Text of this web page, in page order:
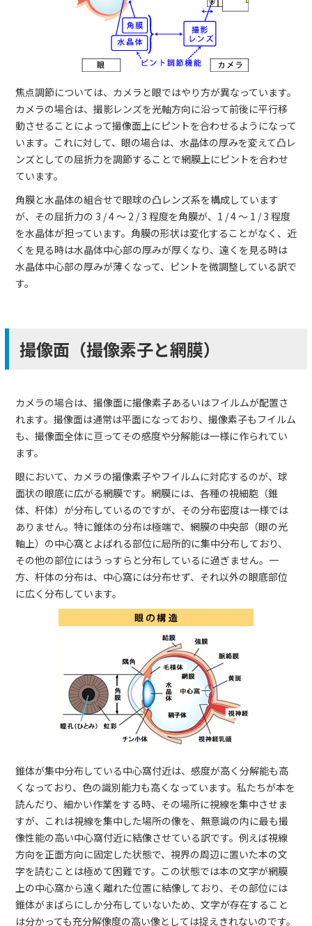
焦点調節については、カメラと眼ではやり方が異なっています。
カメラの場合は、撮影レンズを光軸方向に沿って前後に平行移
動させることによって撮像面上にピントを合わせるようになって
います。これに対して、眼の場合は、水晶体の厚みを変えて凸レ
ンズとしての屈折力を調節することで網膜上にピントを合わせ
ています。
角膜と水晶体の組合せで眼球の凸レンズ系を構成しています
が、その屈折力の 3 / 4 ～ 2 / 3 程度を角膜が、1 / 4 ～ 1 / 3 程度
を水晶体が担っています。角膜の形状は変化することがなく、近
くを見る時は水晶体中心部の厚みが厚くなり、遠くを見る時は
水晶体中心部の厚みが薄くなって、ピントを微調整している訳で
す。
撮像面（撮像素子と網膜）
カメラの場合は、撮像面に撮像素子あるいはフイルムが配置さ
れます。撮像面は通常は平面になっており、撮像素子もフイルム
も、撮像面全体に亘ってその感度や分解能は一様に作られてい
ます。
眼において、カメラの撮像素子やフイルムに対応するのが、球
面状の眼底に広がる網膜です。網膜には、各種の視細胞（錐
体、杆体）が分布しているのですが、その分布密度は一様では
ありません。特に錐体の分布は極端で、網膜の中央部（眼の光
軸上）の中心窩とよばれる部位に局所的に集中分布しており、
その他の部位にはうっすらと分布しているに過ぎません。一
方、杆体の分布は、中心窩には分布せず、それ以外の眼底部位
に広く分布しています。
錐体が集中分布している中心窩付近は、感度が高く分解能も高
くなっており、色の識別能力も高くなっています。私たちが本を
読んだり、細かい作業をする時、その場所に視線を集中させま
すが、これは視線を集中した場所の像を、無意識の内に最も撮
像性能の高い中心窩付近に結像させている訳です。例えば視線
方向を正面方向に固定した状態で、視界の周辺に置いた本の文
字を読むことは極めて困難です。この状態では本の文字が網膜
上の中心窩から遠く離れた位置に結像しており、その部位には
錐体がまばらにしか分布していないため、文字が存在すること
は分かっても充分解像度の高い像としては捉えきれないのです。